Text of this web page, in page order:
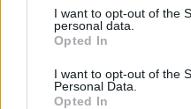
not limited to your visit or
grant or deny consent to
use your data for below
consent section.
I want to opt-out of the
personal data.
Opted In
I want to opt-out of the
Personal Data.
Opted In